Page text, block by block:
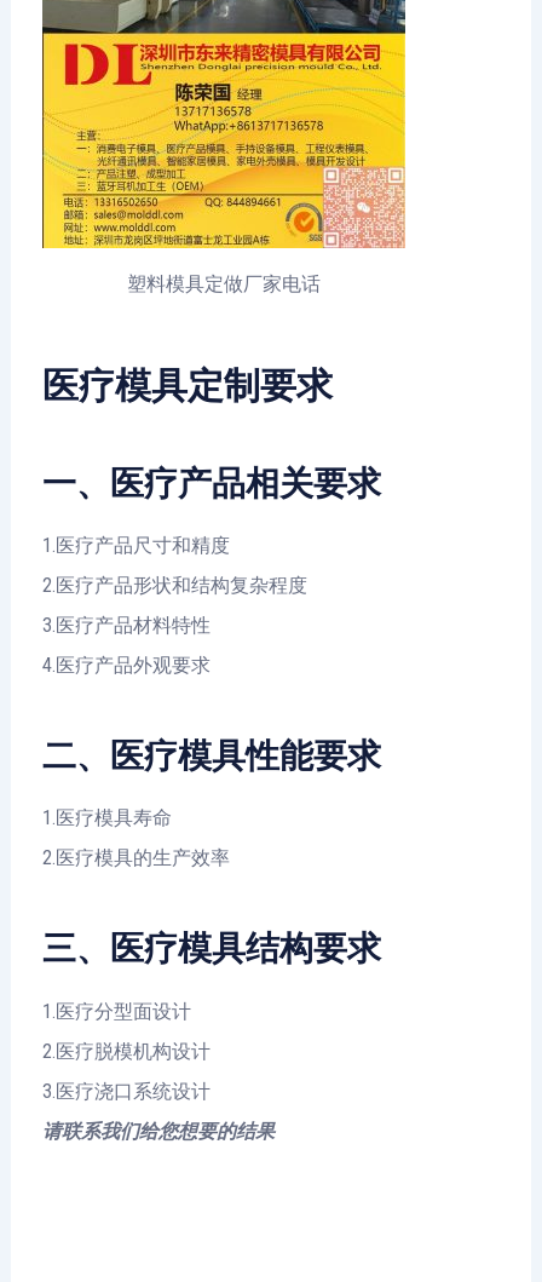
塑料模具定做厂家电话
医疗模具定制要求
一、医疗产品相关要求
1.医疗产品尺寸和精度
2.医疗产品形状和结构复杂程度
3.医疗产品材料特性
4.医疗产品外观要求
二、医疗模具性能要求
1.医疗模具寿命
2.医疗模具的生产效率
三、医疗模具结构要求
1.医疗分型面设计
2.医疗脱模机构设计
3.医疗浇口系统设计
请联系我们给您想要的结果